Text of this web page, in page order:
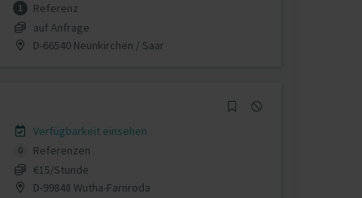
1
Referenz
auf Anfrage
D-66540 Neunkirchen / Saar
Verfügbarkeit einsehen
0
Referenzen
€15/Stunde
D-99848 Wutha-Farnroda